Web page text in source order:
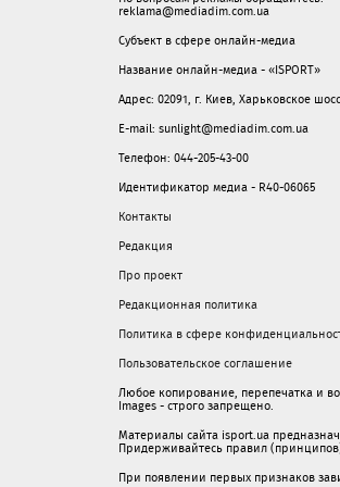
reklama@mediadim.com.ua
Субъект в сфере онлайн-медиа
Название онлайн-медиа - «ISPORT»
Адрес: 02091, г. Киев, Харьковское
E-mail: sunlight@mediadim.com.ua
Телефон: 044-205-43-00
Идентификатор медиа - R40-06065
Контакты
Редакция
Про проект
Редакционная политика
Политика в сфере
Пользовательское соглашение
Любое копирование, перепечатка и
Images - строго запрещено.
Материалы сайта isport.ua
Придерживайтесь правил
При появлении первых признаков